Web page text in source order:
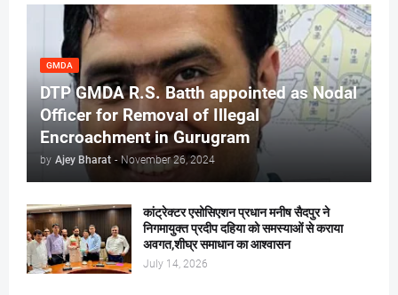
GMDA
DTP GMDA R.S. Batth appointed as Nodal
Officer for Removal of Illegal
Encroachment in Gurugram
by Ajey Bharat - November 26, 2024
कांट्रेक्टर एसोसिएशन प्रधान मनीष सैदपुर ने
निगमायुक्त प्रदीप दहिया को समस्याओं से कराया
अवगत,शीघ्र समाधान का आश्वासन
July 14, 2026